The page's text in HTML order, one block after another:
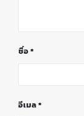
ชื่อ*
อีเมล*